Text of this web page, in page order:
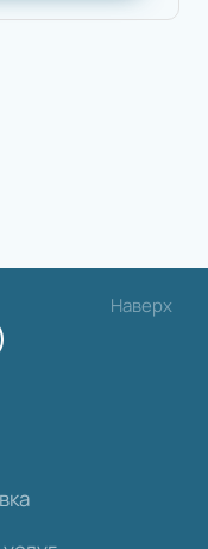
Наверх